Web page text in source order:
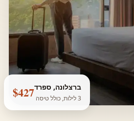
ברצלונה, ספרד
3 לילות, כולל טיסה $427